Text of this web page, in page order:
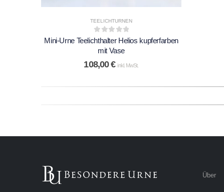
TEELICHTURNEN
0out of 5
Mini-Urne Teelichthalter Helios kupferfarben
mit Vase
108,00€ inkl. MwSt.
Über